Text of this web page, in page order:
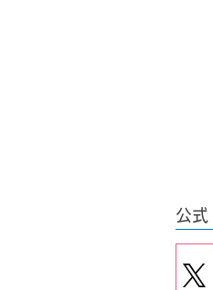
公式